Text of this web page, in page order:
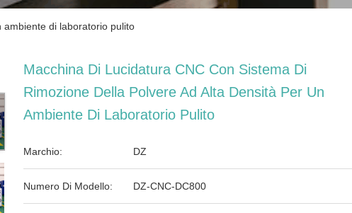
ambiente di laboratorio pulito
Macchina Di Lucidatura CNC Con Sistema Di
Rimozione Della Polvere Ad Alta Densità Per Un
Ambiente Di Laboratorio Pulito
Marchio: DZ
Numero Di Modello: DZ-CNC-DC800